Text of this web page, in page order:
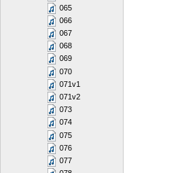
065
066
067
068
069
070
071v1
071v2
073
074
075
076
077